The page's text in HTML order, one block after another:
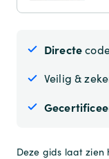
Directe
Veilig &
Deze gids laat zien